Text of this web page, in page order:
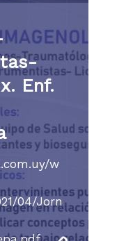
Enf.
w
04/Jorn
Información del
Preparaciones para